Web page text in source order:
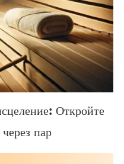
Откройте
пар